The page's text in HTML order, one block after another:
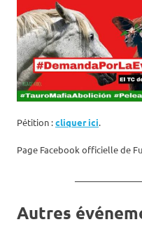
Pétition :cliquer ici.
Page Facebook officielle de
Autres